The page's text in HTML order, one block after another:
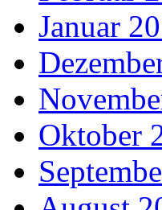
Januar
Oktober